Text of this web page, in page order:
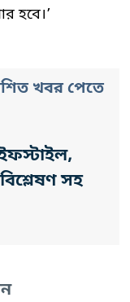
হবে।’
খবর পেতে
সহ